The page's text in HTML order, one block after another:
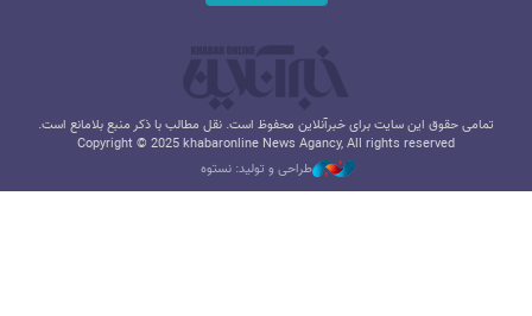
تمامی حقوق این سایت برای خبرآنلاین محفوظ است. نقل مطالب با ذکر منبع بلامانع است.
Copyright © 2025 khabaronline News Agancy, All rights reserved
طراحی و تولید: نستوه